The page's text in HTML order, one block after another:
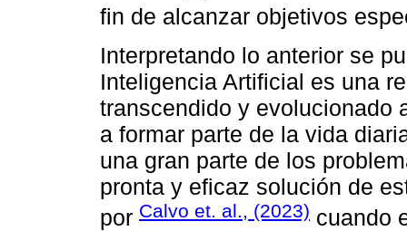
fin de alcanzar objetivos
Interpretando lo anterior se
Inteligencia Artificial es una
transcendido y evolucionado
a formar parte de la vida
una gran parte de los
pronta y eficaz solución de
por Calvo et. al., (2023) cuando